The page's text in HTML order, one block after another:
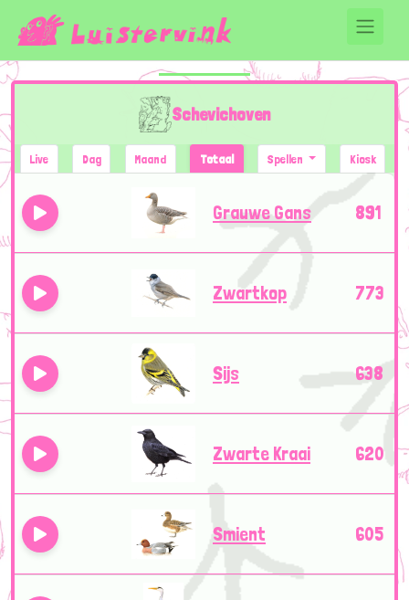
Schevichoven
Live Dag Maand Totaal Spellen Kiosk
Grauwe Gans 891
Zwartkop 773
Sijs 638
Zwarte Kraai 620
Smient 605